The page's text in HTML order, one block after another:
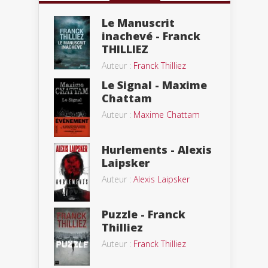
Le Manuscrit
inachevé - Franck
THILLIEZ
Auteur : Franck Thilliez
Le Signal - Maxime
Chattam
Auteur : Maxime Chattam
Hurlements - Alexis
Laipsker
Auteur : Alexis Laipsker
Puzzle - Franck
Thilliez
Auteur : Franck Thilliez